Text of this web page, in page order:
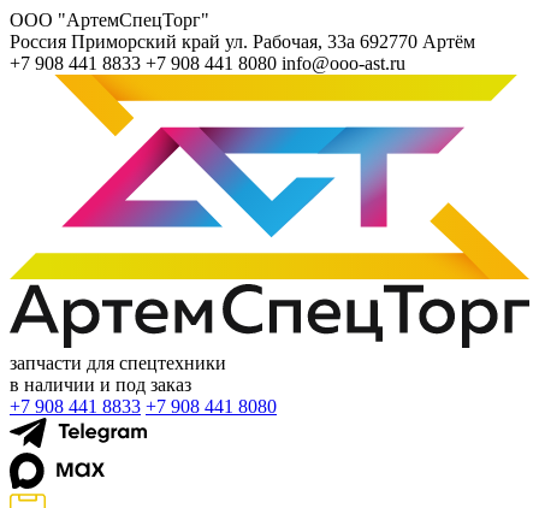
ООО "АртемСпецТорг"
Россия Приморский край ул. Рабочая, 33а 692770 Артём
+7 908 441 8833 +7 908 441 8080 info@ooo-ast.ru
запчасти для спецтехники
в наличии и под заказ
+7 908 441 8833 +7 908 441 8080